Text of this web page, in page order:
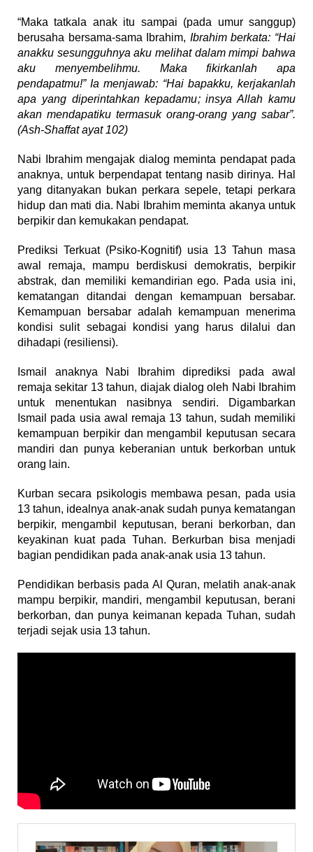
“Maka tatkala anak itu sampai (pada umur sanggup)
berusaha bersama-sama Ibrahim, Ibrahim berkata: “Hai
anakku sesungguhnya aku melihat dalam mimpi bahwa
aku menyembelihmu. Maka fikirkanlah apa
pendapatmu!” Ia menjawab: “Hai bapakku, kerjakanlah
apa yang diperintahkan kepadamu; insya Allah kamu
akan mendapatiku termasuk orang-orang yang sabar”.
(Ash-Shaffat ayat 102)
Nabi Ibrahim mengajak dialog meminta pendapat pada
anaknya, untuk berpendapat tentang nasib dirinya. Hal
yang ditanyakan bukan perkara sepele, tetapi perkara
hidup dan mati dia. Nabi Ibrahim meminta akanya untuk
berpikir dan kemukakan pendapat.
Prediksi Terkuat (Psiko-Kognitif) usia 13 Tahun masa
awal remaja, mampu berdiskusi demokratis, berpikir
abstrak, dan memiliki kemandirian ego. Pada usia ini,
kematangan ditandai dengan kemampuan bersabar.
Kemampuan bersabar adalah kemampuan menerima
kondisi sulit sebagai kondisi yang harus dilalui dan
dihadapi (resiliensi).
Ismail anaknya Nabi Ibrahim diprediksi pada awal
remaja sekitar 13 tahun, diajak dialog oleh Nabi Ibrahim
untuk menentukan nasibnya sendiri. Digambarkan
Ismail pada usia awal remaja 13 tahun, sudah memiliki
kemampuan berpikir dan mengambil keputusan secara
mandiri dan punya keberanian untuk berkorban untuk
orang lain.
Kurban secara psikologis membawa pesan, pada usia
13 tahun, idealnya anak-anak sudah punya kematangan
berpikir, mengambil keputusan, berani berkorban, dan
keyakinan kuat pada Tuhan. Berkurban bisa menjadi
bagian pendidikan pada anak-anak usia 13 tahun.
Pendidikan berbasis pada Al Quran, melatih anak-anak
mampu berpikir, mandiri, mengambil keputusan, berani
berkorban, dan punya keimanan kepada Tuhan, sudah
terjadi sejak usia 13 tahun.